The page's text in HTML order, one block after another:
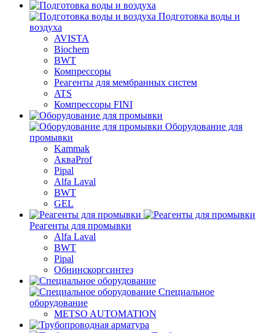
Подготовка воды и
воздуха
AVISTA
Biochem
BWT
Компрессоры
Реагенты для мембранных систем
ATS
Компрессоры FINI
Оборудование для
промывки
Kammak
АкваProf
Pipal
Alfa Laval
BWT
GEL
Реагенты для промывки
Alfa Laval
BWT
Pipal
Обнинскоргсинтез
Специальное
оборудование
METSO AUTOMATION